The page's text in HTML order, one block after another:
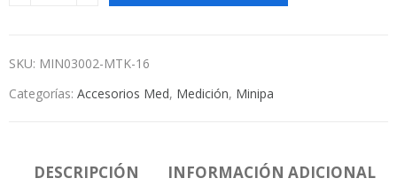
SKU: MIN03002-MTK-16
Categorías: Accesorios Med, Medición, Minipa
DESCRIPCIÓN
INFORMACIÓN ADICIONAL